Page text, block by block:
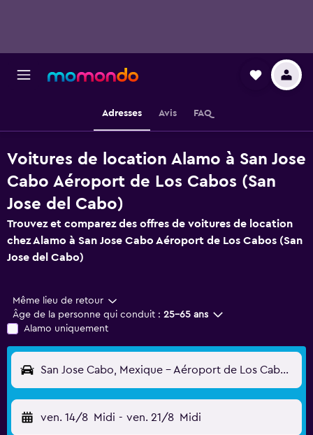
Adresses Avis FAQ
Voitures de location Alamo à San Jose
Cabo Aéroport de Los Cabos (San
Jose del Cabo)
Trouvez et comparez des offres de voitures de location
chez Alamo à San Jose Cabo Aéroport de Los Cabos (San
Jose del Cabo)
Même lieu de retour
Âge de la personne qui conduit : 25-65 ans
Alamo uniquement
San Jose Cabo, Mexique - Aéroport de Los Cabos (San Jose del Cabo) (SJD)
ven. 14/8 Midi - ven. 21/8 Midi